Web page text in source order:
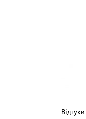
Відгуки